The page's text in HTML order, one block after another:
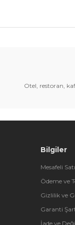
Otel, restoran,
Bilgiler
Mesafeli
Ödeme ve
Gizlilik ve
Garanti
İade ve